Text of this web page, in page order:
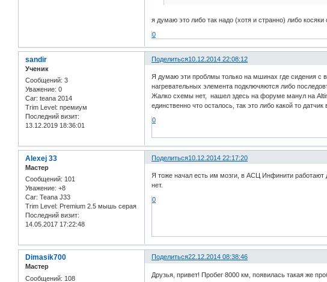
я думаю это либо так надо (хотя и странно) либо
0
Поделиться10.12.2014 22:08:12
sandir
Ученик
Сообщений: 3
Уважение: 0
Car: teana 2014
Trim Level: премиум
Последний визит:
13.12.2019 18:36:01
Я думаю эти проблмы только на мшинах где сидения с
нагревательных элемента подключяются либо
Жалко схемы нет, нашел здесь на форуме манул на
единственно что осталось, так это либо какой то
0
Поделиться10.12.2014 22:17:20
Alexej 33
Мастер
Сообщений: 101
Уважение: +8
Car: Teana J33
Trim Level: Premium 2.5 мышь серая
Последний визит:
14.05.2017 17:22:48
Я тоже начал есть им мозги, в АСЦ Инфинити работают
нет.
0
Поделиться22.12.2014 08:38:46
Dimasik700
Мастер
Сообщений: 108
Друзья, привет! Пробег 8000 км, появилась такая же